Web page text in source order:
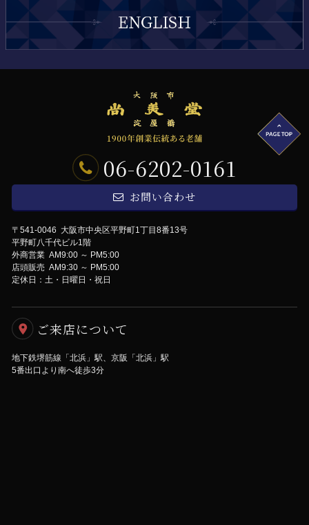
06-6202-0161
お問い合わせ
〒541-0046 大阪市中央区平野町1丁目8番13号
平野町八千代ビル1階
外商営業 AM9:00 ～ PM5:00
店頭販売 AM9:30 ～ PM5:00
定休日：土・日曜日・祝日
ご来店について
地下鉄堺筋線「北浜」駅、京阪「北浜」駅
5番出口より南へ徒歩3分